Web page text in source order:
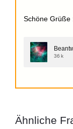
Schöne Grüße
36 k
Ähnliche